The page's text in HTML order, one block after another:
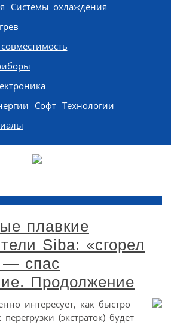
Системы охлаждения
Софт Технологии
плавкие
Siba: «сгорел
— спас
Продолжение
интересует, как быстро
(экстраток) будет